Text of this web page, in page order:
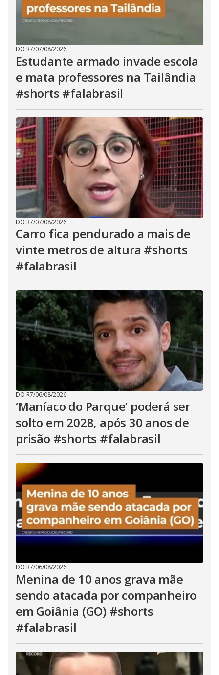
DO R7/07/08/2026
Estudante armado invade escola
e mata professores na Tailândia
#shorts #falabrasil
DO R7/07/08/2026
Carro fica pendurado a mais de
vinte metros de altura #shorts
#falabrasil
DO R7/06/08/2026
‘Maníaco do Parque’ poderá ser
solto em 2028, após 30 anos de
prisão #shorts #falabrasil
DO R7/06/08/2026
Menina de 10 anos grava mãe
sendo atacada por companheiro
em Goiânia (GO) #shorts
#falabrasil